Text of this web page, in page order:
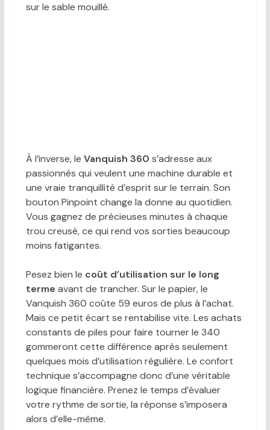
sur le sable mouillé.
À l’inverse, le Vanquish 360 s’adresse aux
passionnés qui veulent une machine durable et
une vraie tranquillité d’esprit sur le terrain. Son
bouton Pinpoint change la donne au quotidien.
Vous gagnez de précieuses minutes à chaque
trou creusé, ce qui rend vos sorties beaucoup
moins fatigantes.
Pesez bien le coût d’utilisation sur le long
terme avant de trancher. Sur le papier, le
Vanquish 360 coûte 59 euros de plus à l’achat.
Mais ce petit écart se rentabilise vite. Les achats
constants de piles pour faire tourner le 340
gommeront cette différence après seulement
quelques mois d’utilisation régulière. Le confort
technique s’accompagne donc d’une véritable
logique financière. Prenez le temps d’évaluer
votre rythme de sortie, la réponse s’imposera
alors d’elle-même.